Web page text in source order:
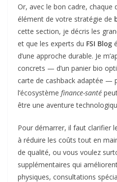
Or, avec le bon cadre, chaque
élément de votre stratégie de
cette section, je décris les
et que les experts du FSI Blog
d’une approche durable. Je
concrets — d’un panier bio
carte de cashback adaptée —
l’écosystème finance-santé
être une aventure
Pour démarrer, il faut clarifier
à réduire les coûts tout en
de qualité, ou vous voulez
supplémentaires qui
physiques, consultations